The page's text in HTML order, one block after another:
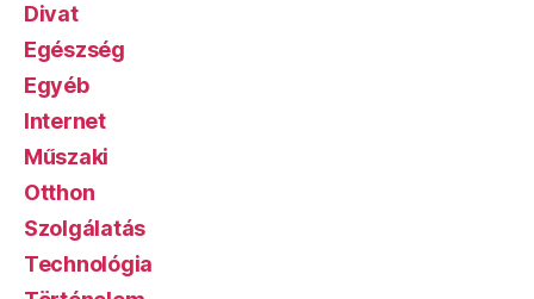
Divat
Egészség
Egyéb
Internet
Műszaki
Otthon
Szolgálatás
Technológia